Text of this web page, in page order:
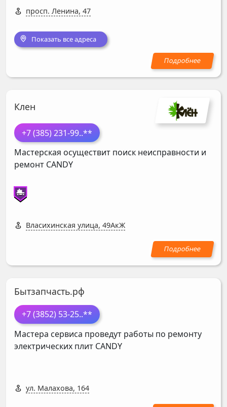
просп. Ленина, 47
Показать все адреса
Клен
+7 (385) 231-99..**
Мастерская осуществит поиск неисправности и
ремонт CANDY
Власихинская улица, 49АкЖ
Бытзапчасть.рф
+7 (3852) 53-25..**
Мастера сервиса проведут работы по ремонту
электрических плит CANDY
ул. Малахова, 164